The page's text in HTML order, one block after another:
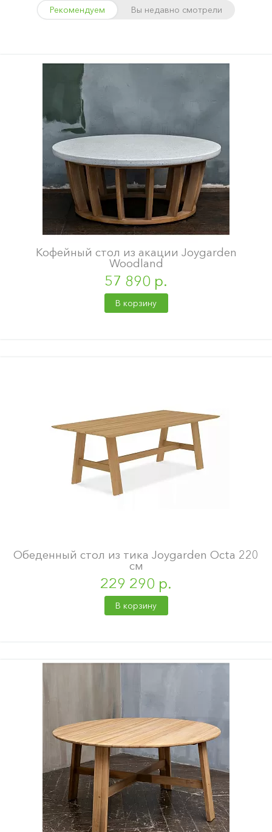
Рекомендуем Вы недавно смотрели
Кофейный стол из акации Joygarden
Woodland
57 890 р.
В корзину
Обеденный стол из тика Joygarden Octa 220
см
229 290 р.
В корзину